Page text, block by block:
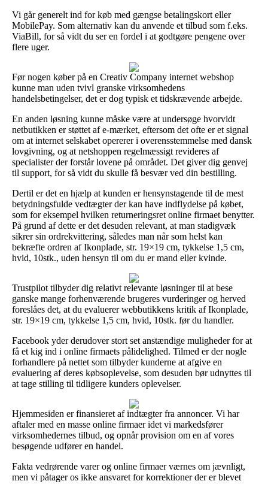
Vi går generelt ind for køb med gængse betalingskort eller
MobilePay. Som alternativ kan du anvende et tilbud som f.eks.
ViaBill, for så vidt du ser en fordel i at godtgøre pengene over
flere uger.
Før nogen køber på en Creativ Company internet webshop
kunne man uden tvivl granske virksomhedens
handelsbetingelser, det er dog typisk et tidskrævende arbejde.
En anden løsning kunne måske være at undersøge hvorvidt
netbutikken er støttet af e-mærket, eftersom det ofte er et signal
om at internet selskabet opererer i overensstemmelse med dansk
lovgivning, og at netshoppen regelmæssigt revideres af
specialister der forstår lovene på området. Det giver dig genvej
til support, for så vidt du skulle få besvær ved din bestilling.
Dertil er det en hjælp at kunden er hensynstagende til de mest
betydningsfulde vedtægter der kan have indflydelse på købet,
som for eksempel hvilken returneringsret online firmaet benytter.
På grund af dette er det desuden relevant, at man stadigvæk
sikrer sin ordrekvittering, således man når som helst kan
bekræfte ordren af Ikonplade, str. 19×19 cm, tykkelse 1,5 cm,
hvid, 10stk., uden hensyn til om du er mand eller kvinde.
Trustpilot tilbyder dig relativt relevante løsninger til at bese
ganske mange forhenværende brugeres vurderinger og herved
foreslåes det, at du evaluerer webbutikkens kritik af Ikonplade,
str. 19×19 cm, tykkelse 1,5 cm, hvid, 10stk. før du handler.
Facebook yder derudover stort set anstændige muligheder for at
få et kig ind i online firmaets pålidelighed. Tilmed er der nogle
forhandlere på nettet som tilbyder kunderne at afgive en
evaluering af deres købsoplevelse, som desuden bør udnyttes til
at tage stilling til tidligere kunders oplevelser.
Hjemmesiden er finansieret af indtægter fra annoncer. Vi har
aftaler med en masse online firmaer idet vi markedsfører
virksomhedernes tilbud, og opnår provision om en af vores
besøgende udfører en handel.
Fakta vedrørende varer og online firmaer værnes om jævnligt,
men vi påtager os ikke ansvaret for korrektioner der er blevet